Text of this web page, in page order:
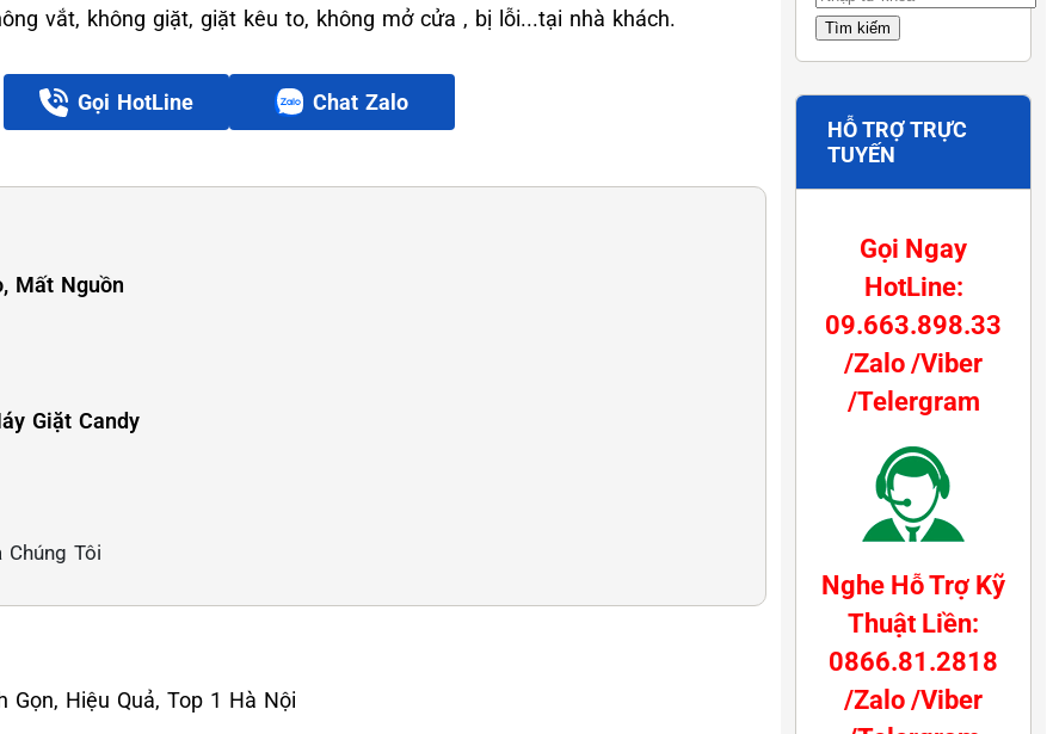
vắt, không giặt, giặt kêu to, không mở cửa , bị lỗi...tại nhà khách.
Gọi HotLine Chat Zalo
Mất Nguồn
Giặt Candy
Chúng Tôi
Gọn, Hiệu Quả, Top 1 Hà Nội
HỖ TRỢ TRỰC
TUYẾN
Gọi Ngay
HotLine:
09.663.898.33
/Zalo /Viber
/Telergram
Nghe Hỗ Trợ Kỹ
Thuật Liền:
0866.81.2818
/Zalo /Viber